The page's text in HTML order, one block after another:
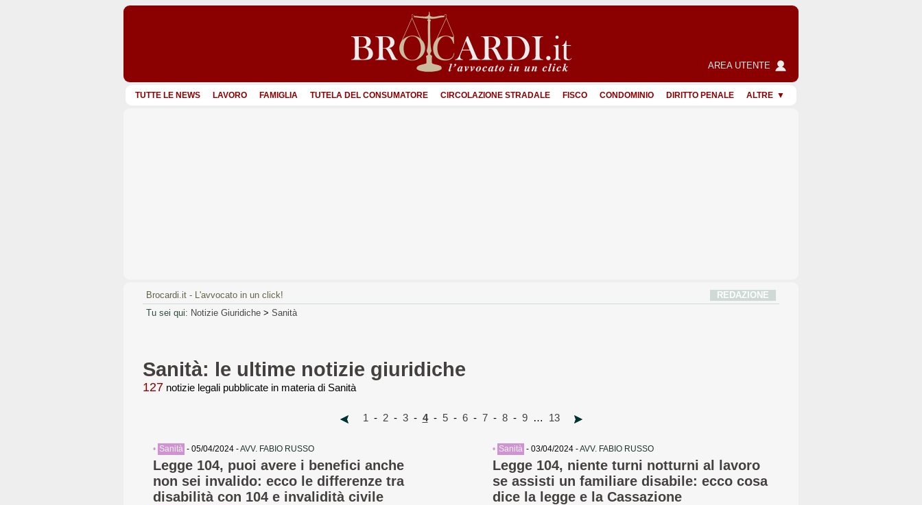
AREA UTENTE
TUTTE LE NEWS LAVORO FAMIGLIA TUTELA DEL CONSUMATORE CIRCOLAZIONE STRADALE FISCO CONDOMINIO DIRITTO PENALE ALTRE
Brocardi.it - L'avvocato in un click!
REDAZIONE
Tu sei qui: Notizie Giuridiche > Sanità
Sanità: le ultime notizie giuridiche
127 notizie legali pubblicate in materia di Sanità
1 - 2 - 3 - 4 - 5 - 6 - 7 - 8 - 9 … 13
• Sanità - 05/04/2024 -AVV. FABIO RUSSO
Legge 104, puoi avere i benefici anche
non sei invalido: ecco le differenze tra
disabilità con 104 e invalidità civile
• Sanità - 03/04/2024 -AVV. FABIO RUSSO
Legge 104, niente turni notturni al lavoro
se assisti un familiare disabile: ecco cosa
dice la legge e la Cassazione